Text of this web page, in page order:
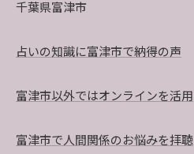
千葉県富津市
占いの知識に富津市で納得の声
富津市以外ではオンラインを活用
富津市で人間関係のお悩みを拝聴